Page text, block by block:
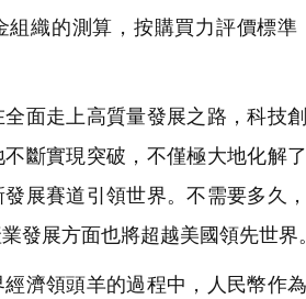
組織的測算，按購買力評價標
面走上高質量發展之路，科技
斷實現突破，不僅極大地化解
展賽道引領世界。不需要多久
發展方面也將超越美國領先世界。
濟領頭羊的過程中，人民幣作